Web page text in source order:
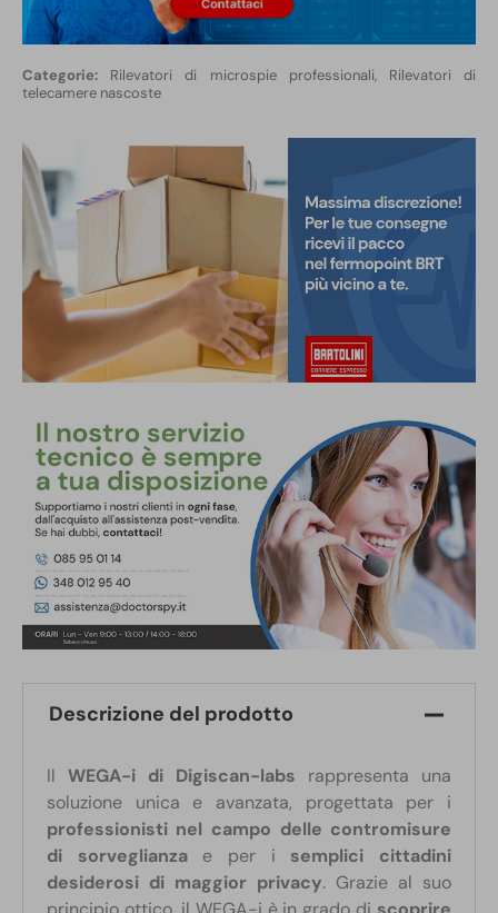
Rilevatori di microspie professionali, Rilevatori di
telecamere nascoste
Descrizione del prodotto
Il WEGA-i di Digiscan-labs rappresenta una
soluzione unica e avanzata, progettata per i
professionisti nel campo delle contromisure
di sorveglianzae per i semplici cittadini
desiderosi di maggior privacy. Grazie al suo